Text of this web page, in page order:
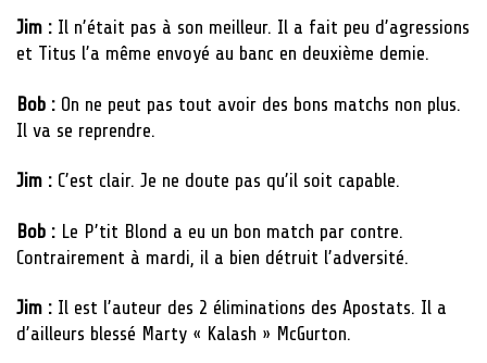
Jim : Il n’était pas à son meilleur. Il a fait peu d’agressions
et Titus l’a même envoyé au banc en deuxième demie.
Bob : On ne peut pas tout avoir des bons matchs non plus.
Il va se reprendre.
Jim : C’est clair. Je ne doute pas qu’il soit capable.
Bob : Le P’tit Blond a eu un bon match par contre.
Contrairement à mardi, il a bien détruit l’adversité.
Jim : Il est l’auteur des 2 éliminations des Apostats. Il a
d’ailleurs blessé Marty « Kalash » McGurton.